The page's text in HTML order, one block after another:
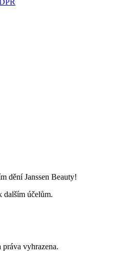
dění Janssen Beauty!
dalším účelům.
vyhrazena.